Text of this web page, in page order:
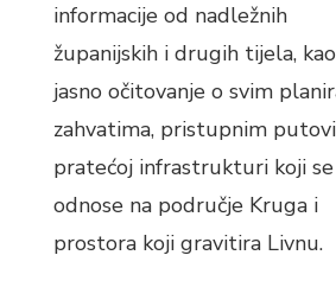
informacije od nadležnih
županijskih i drugih tijela,
jasno očitovanje o svim
zahvatima, pristupnim
pratećoj infrastrukturi koji se
odnose na područje Kruga i
prostora koji gravitira Livnu.